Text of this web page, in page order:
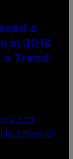
a
in 2018
Trend